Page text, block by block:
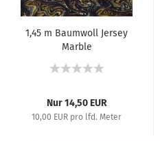
1,45 m Baumwoll Jersey
Marble
Nur 14,50 EUR
10,00 EUR pro lfd. Meter